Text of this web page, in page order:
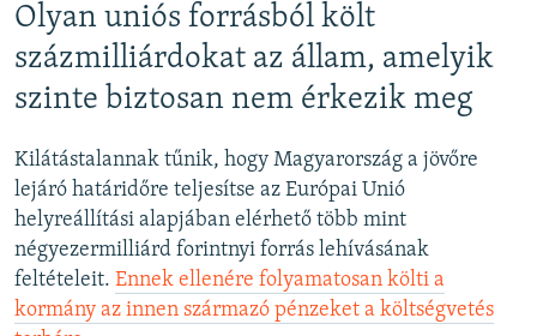
Olyan uniós forrásból költ
százmilliárdokat az állam, amelyik
szinte biztosan nem érkezik meg
Kilátástalannak tűnik, hogy Magyarország a jövőre
lejáró határidőre teljesítse az Európai Unió
helyreállítási alapjában elérhető több mint
négyezermilliárd forintnyi forrás lehívásának
feltételeit. Ennek ellenére folyamatosan költi a
kormány az innen származó pénzeket a költségvetés